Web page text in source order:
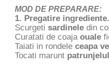
MOD DE PREPARARE:
1. Pregatire ingrediente.
Scurgeti sardinele din
Curatati de coaja ouale
Taiati in rondele ceapa
Tocati marunt patrunjelul